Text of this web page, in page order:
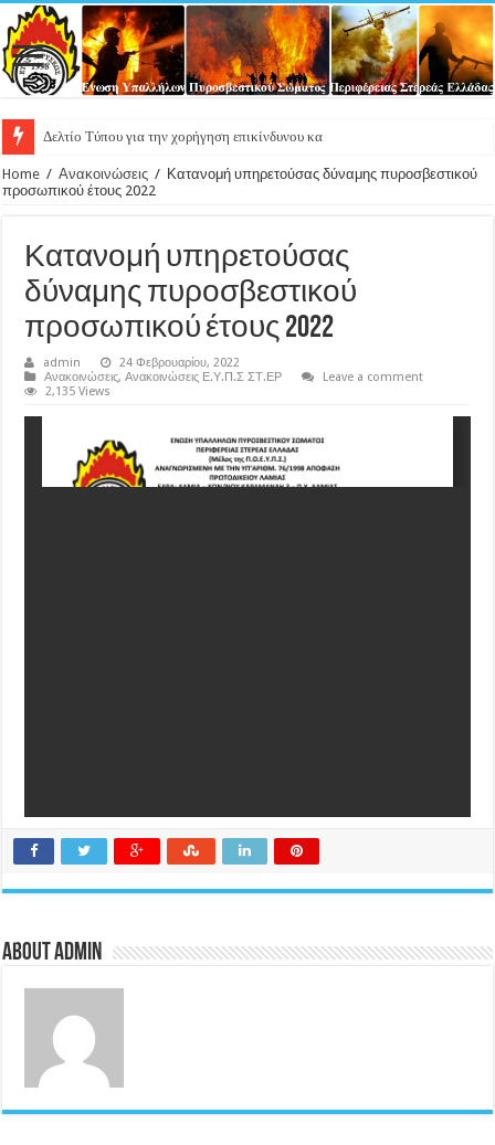
Δελτίο Τύπου για την χορήγηση επικίνδυνου και ανθυγιεινού επιδόμα
Home / Ανακοινώσεις / Κατανομή υπηρετούσας δύναμης πυροσβεστικού
προσωπικού έτους 2022
Κατανομή υπηρετούσας
δύναμης πυροσβεστικού
προσωπικού έτους 2022
admin
24 Φεβρουαρίου, 2022
Ανακοινώσεις,Ανακοινώσεις Ε.Υ.Π.Σ ΣΤ.ΕΡ
Leave a comment
2,135 Views
About admin